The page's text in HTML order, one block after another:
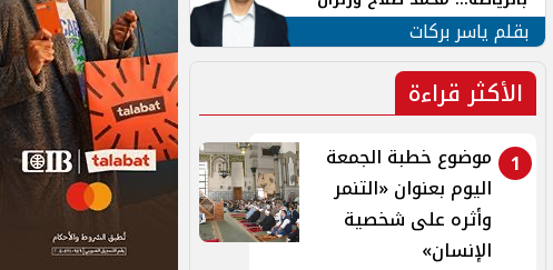
الهوية في الشارع التركي
بقلم ياسر بركات
الأكثر قراءة
1
موضوع خطبة الجمعة
اليوم بعنوان «التنمر
وأثره على شخصية
الإنسان»